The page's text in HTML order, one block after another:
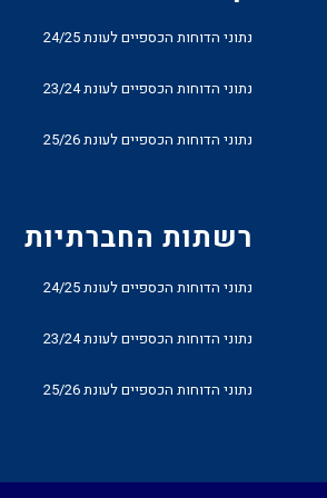
נתוני הדוחות הכספיים לעונת 24/25
נתוני הדוחות הכספיים לעונת 23/24
נתוני הדוחות הכספיים לעונת 25/26
רשתות החברתיות
נתוני הדוחות הכספיים לעונת 24/25
נתוני הדוחות הכספיים לעונת 23/24
נתוני הדוחות הכספיים לעונת 25/26